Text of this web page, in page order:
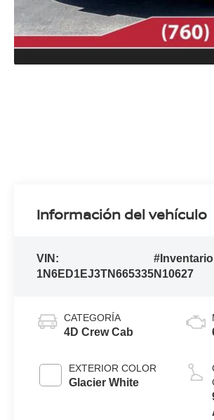
Información del vehículo
VIN:
1N6ED1EJ3TN665335N10627
CATEGORÍA
4D Crew Cab
EXTERIOR COLOR
Glacier White